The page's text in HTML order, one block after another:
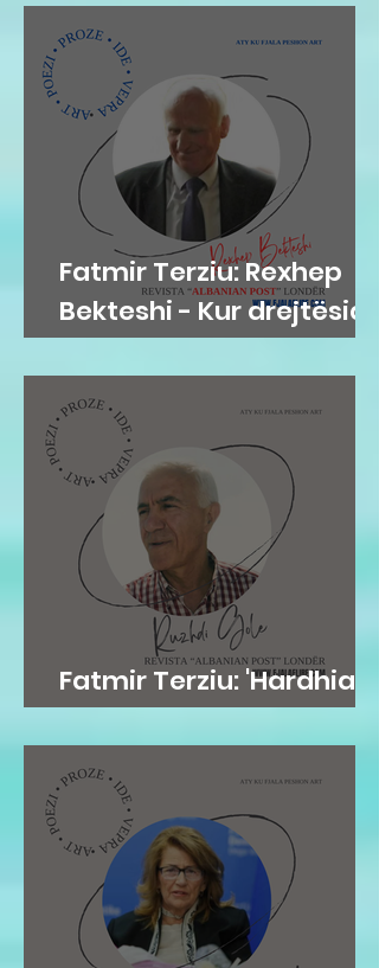
SHTETNDËRTIM
Fatmir Terziu: Rexhep
Bekteshi - Kur drejtësia
bëhet karakter
Fatmir Terziu: 'Hardhia'
frymore e njeriut